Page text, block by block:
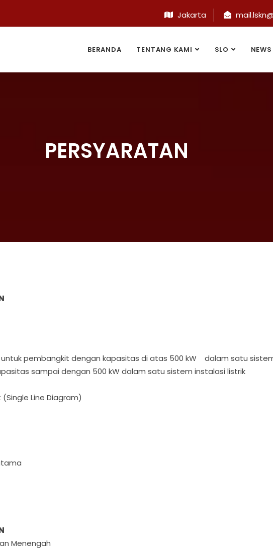
Jakarta
BERANDA TENTANG KAMI SLO NEWS
PERSYARATAN
untuk pembangkit dengan kapasitas di atas 500 kW dalam satu
sampai dengan 500 kW dalam satu sistem instalasi listrik
Line Diagram)
Menengah